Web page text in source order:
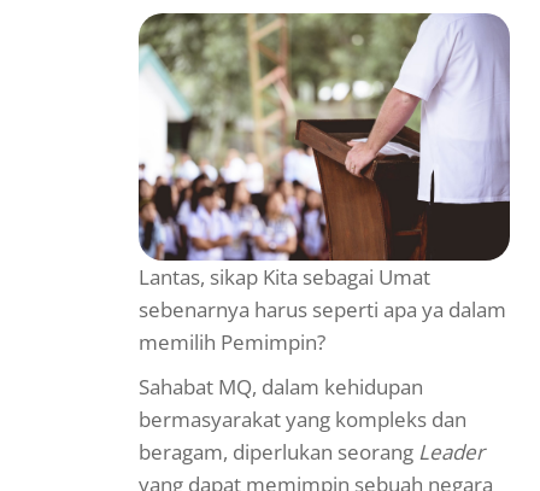
Lantas, sikap Kita sebagai Umat
sebenarnya harus seperti apa ya dalam
memilih Pemimpin?
Sahabat MQ, dalam kehidupan
bermasyarakat yang kompleks dan
beragam, diperlukan seorang Leader
yang dapat memimpin sebuah negara